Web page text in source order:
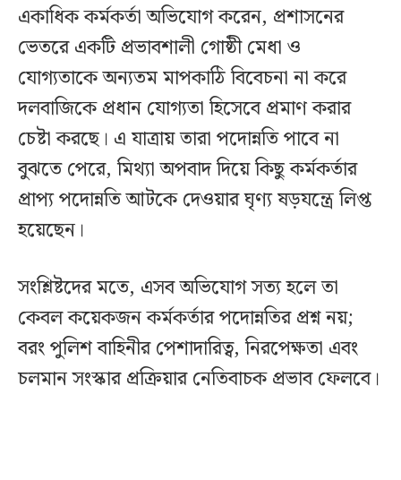
একাধিক কর্মকর্তা অভিযোগ করেন, প্রশাসনের
ভেতরে একটি প্রভাবশালী গোষ্ঠী মেধা ও
যোগ্যতাকে অন্যতম মাপকাঠি বিবেচনা না করে
দলবাজিকে প্রধান যোগ্যতা হিসেবে প্রমাণ করার
চেষ্টা করছে। এ যাত্রায় তারা পদোন্নতি পাবে না
বুঝতে পেরে, মিথ্যা অপবাদ দিয়ে কিছু কর্মকর্তার
প্রাপ্য পদোন্নতি আটকে দেওয়ার ঘৃণ্য ষড়যন্ত্রে লিপ্ত
হয়েছেন।
সংশ্লিষ্টদের মতে, এসব অভিযোগ সত্য হলে তা
কেবল কয়েকজন কর্মকর্তার পদোন্নতির প্রশ্ন নয়;
বরং পুলিশ বাহিনীর পেশাদারিত্ব, নিরপেক্ষতা এবং
চলমান সংস্কার প্রক্রিয়ার নেতিবাচক প্রভাব ফেলবে।